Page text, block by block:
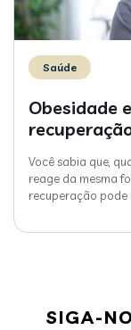
Saúde
Obesidade
Você sabia que,
reage da mesma
recuperação pode
SIGA-